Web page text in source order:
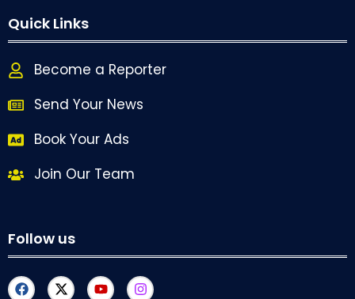
Quick Links
Become a Reporter
Send Your News
Book Your Ads
Join Our Team
Follow us